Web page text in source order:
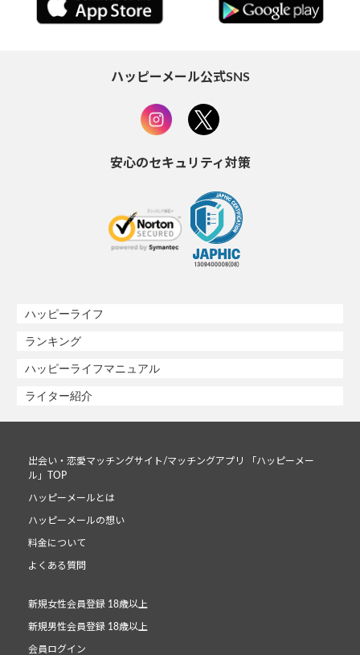
ハッピーメール公式SNS
安心のセキュリティ対策
ハッピーライフ
ランキング
ハッピーライフマニュアル
ライター紹介
出会い・恋愛マッチングサイト/マッチングアプリ 「ハッピーメー
ル」TOP
ハッピーメールとは
ハッピーメールの想い
料金について
よくある質問
新規女性会員登録 18歳以上
新規男性会員登録 18歳以上
会員ログイン